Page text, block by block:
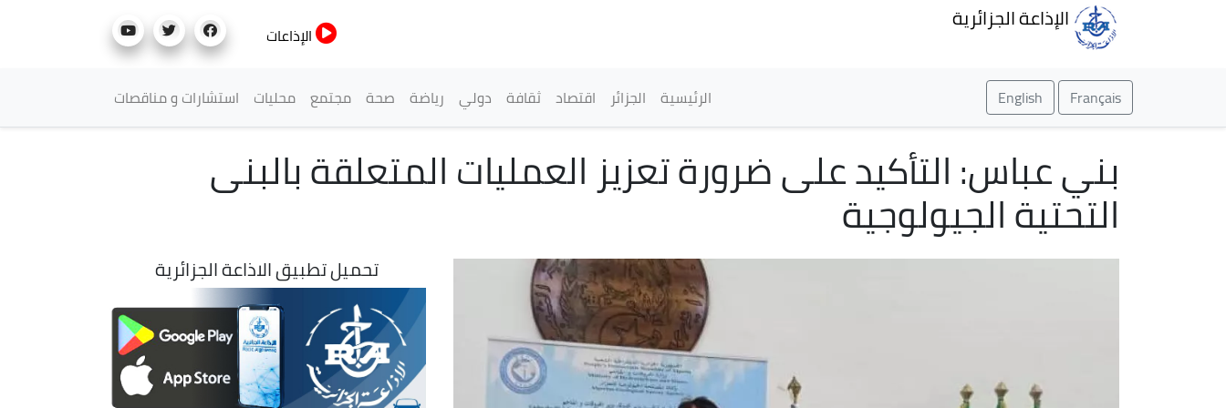
الإذاعة الجزائرية
الإذاعات
Français
English القائمة الرئيسية
الرئيسية الجزائر اقتصاد ثقافة دولي رياضة صحة مجتمع محليات استشارات و مناقصات
بني عباس: التأكيد على ضرورة تعزيز العمليات المتعلقة بالبنى
التحتية الجيولوجية
تحميل تطبيق الاذاعة الجزائرية